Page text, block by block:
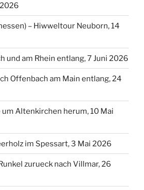
– Hiwweltour Neuborn, 14
und am Rhein entlang, 7 Juni 2026
Offenbach am Main entlang, 24
Altenkirchen herum, 10 Mai
im Spessart, 3 Mai 2026
zurueck nach Villmar, 26